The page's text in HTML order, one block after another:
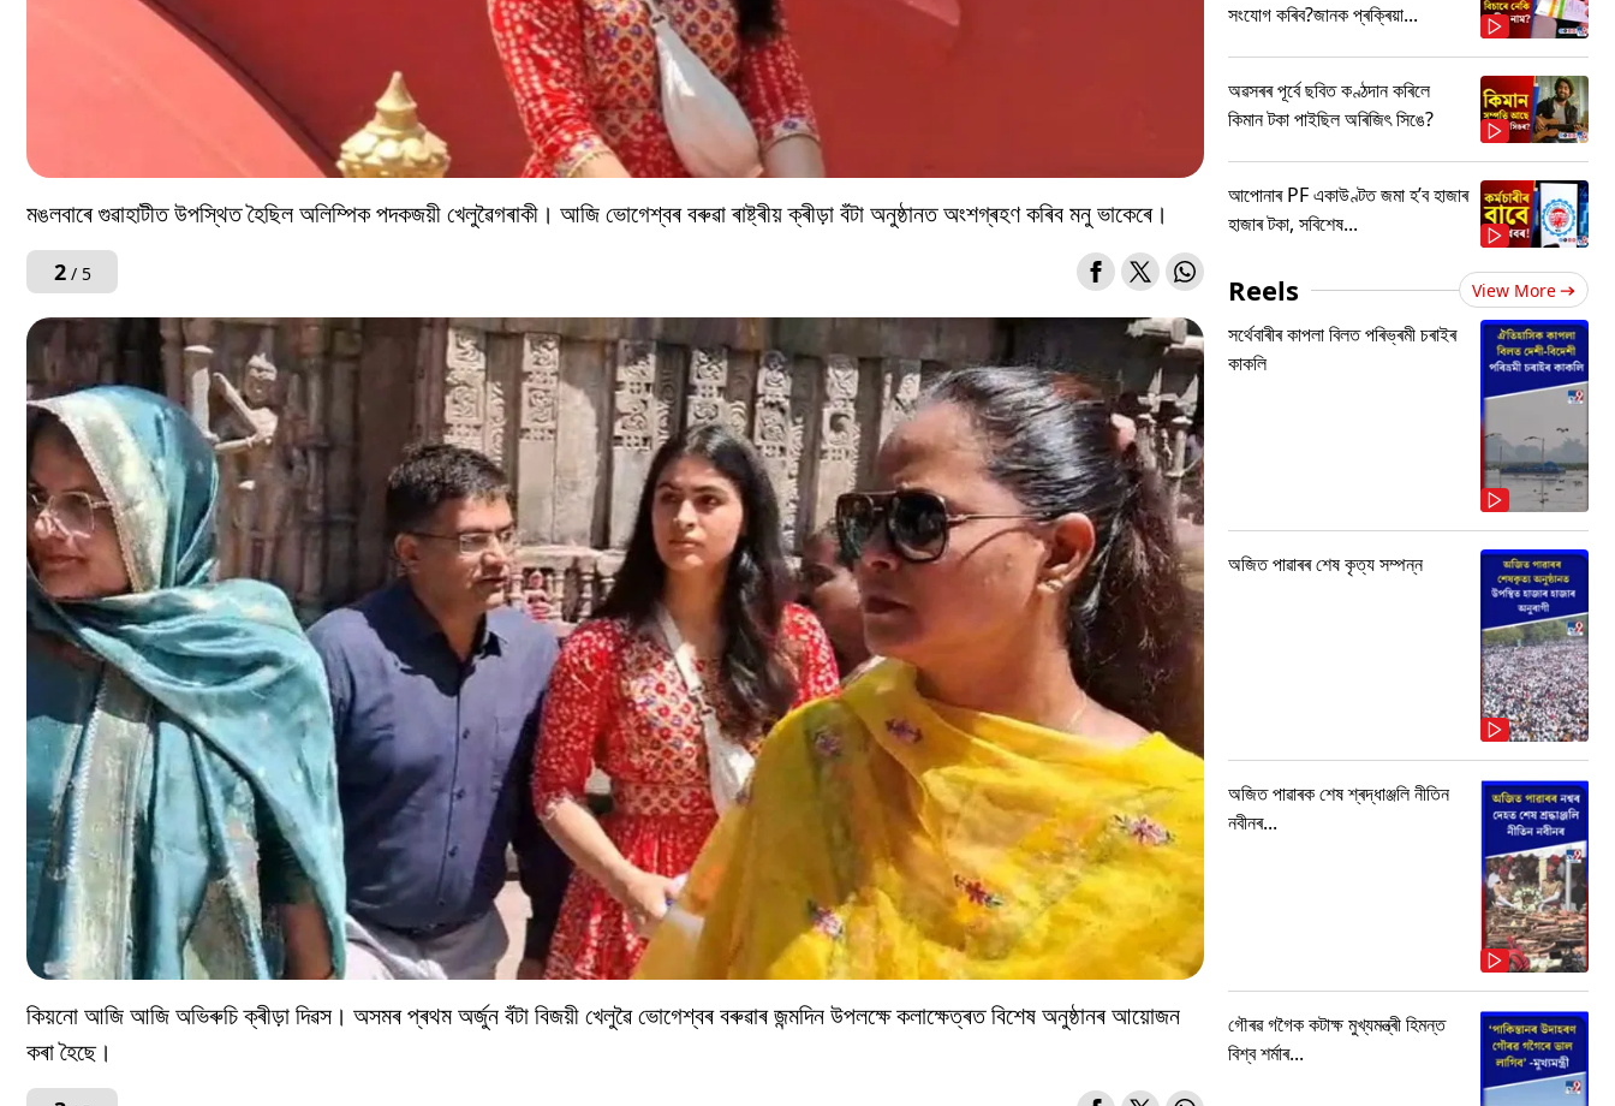
মঙলবাৰে গুৱাহাটীত উপস্থিত হৈছিল অলিম্পিক পদকজয়ী খেলুৱৈগৰাকী। আজি ভোগেশ্বৰ বৰুৱা ৰাষ্ট্ৰীয় ক্ৰীড়া বঁটা অনুষ্ঠানত অংশগ্ৰহণ কৰিব মনু ভাকেৰে।
2/ 5
কিয়নো আজি আজি অভিৰুচি ক্ৰীড়া দিৱস। অসমৰ প্ৰথম অৰ্জুন বঁটা বিজয়ী খেলুৱৈ ভোগেশ্বৰ বৰুৱাৰ জন্মদিন উপলক্ষে কলাক্ষেত্ৰত বিশেষ অনুষ্ঠানৰ আয়োজন
কৰা হৈছে।
সংযোগ কৰিব?জানক প্ৰক্ৰিয়া...
অৱসৰৰ পূৰ্বে ছবিত কণ্ঠদান কৰিলে
কিমান টকা পাইছিল অৰিজিৎ সিঙে?
আপোনাৰ PF একাউণ্টত জমা হ’ব হাজাৰ
হাজাৰ টকা, সবিশেষ...
Reels View More
সৰ্থেবাৰীৰ কাপলা বিলত পৰিভ্ৰমী চৰাইৰ
কাকলি
অজিত পাৱাৰৰ শেষ কৃত্য সম্পন্ন
অজিত পাৱাৰক শেষ শ্ৰদ্ধাঞ্জলি নীতিন
নবীনৰ...
গৌৰৱ গগৈক কটাক্ষ মুখ্যমন্ত্ৰী হিমন্ত
বিশ্ব শৰ্মাৰ...